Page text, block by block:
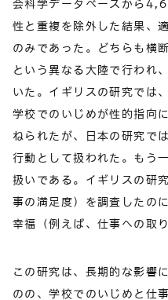
会科学データベースから
性と重複を除外した結果、
のみであった。どちらも横
という異なる大陸で行われ
いた。イギリスの研究では
学校でのいじめが性的指向
ねられたが、日本の研究で
行動として扱われた。もう
扱いである。イギリスの研
事の満足度）を調査したの
幸福（例えば、仕事への取
この研究は、長期的な影響
のの、学校でのいじめと仕